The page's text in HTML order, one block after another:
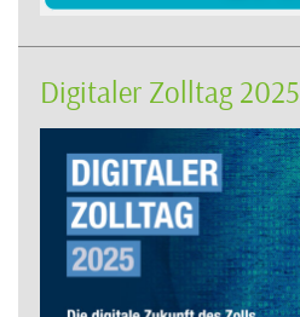
Digitaler Zolltag 2025